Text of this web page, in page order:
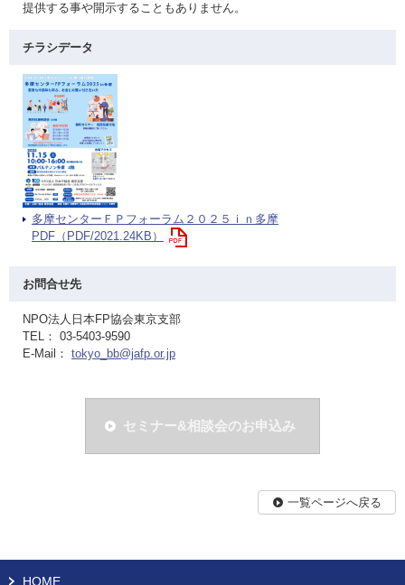
提供する事や開示することもありません。
チラシデータ
多摩センターＦＰフォーラム２０２５ｉｎ多摩
PDF（PDF/2021.24KB）
お問合せ先
NPO法人日本FP協会東京支部
TEL： 03-5403-9590
E-Mail： tokyo_bb@jafp.or.jp
セミナー&相談会のお申込み
一覧ページへ戻る
HOME